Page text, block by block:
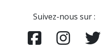
Suivez-nous sur :